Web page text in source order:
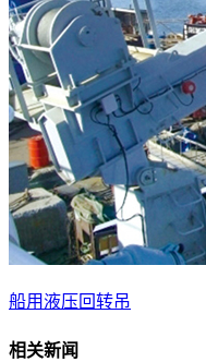
船用液压回转吊
相关新闻